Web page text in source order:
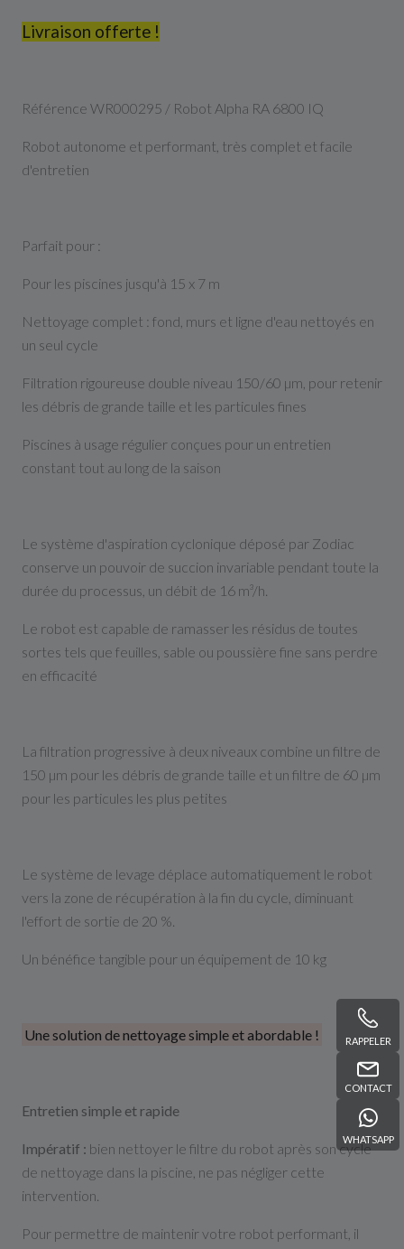
RAPPELER
CONTACT
WHATSAPP
Livraison offerte !
Référence WR000295 / Robot Alpha RA 6800 IQ
Robot autonome et performant, très complet et facile
d'entretien
Parfait pour :
Pour les piscines jusqu'à 15 x 7 m
Nettoyage complet : fond, murs et ligne d'eau nettoyés en
un seul cycle
Filtration rigoureuse double niveau 150/60 µm, pour retenir
les débris de grande taille et les particules fines
Piscines à usage régulier conçues pour un entretien
constant tout au long de la saison
Le système d'aspiration cyclonique déposé par Zodiac
conserve un pouvoir de succion invariable pendant toute la
durée du processus, un débit de 16 m³/h.
Le robot est capable de ramasser les résidus de toutes
sortes tels que feuilles, sable ou poussière fine sans perdre
en efficacité
La filtration progressive à deux niveaux combine un filtre de
150 µm pour les débris de grande taille et un filtre de 60 µm
pour les particules les plus petites
Le système de levage déplace automatiquement le robot
vers la zone de récupération à la fin du cycle, diminuant
l'effort de sortie de 20 %.
Un bénéfice tangible pour un équipement de 10 kg
Une solution de nettoyage simple et abordable !
Entretien simple et rapide
Impératif : bien nettoyer le filtre du robot après son cycle
de nettoyage dans la piscine, ne pas négliger cette
intervention.
Pour permettre de maintenir votre robot performant, il